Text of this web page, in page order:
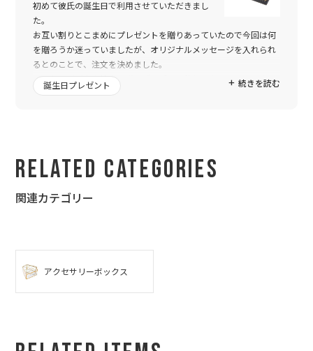
初めて彼氏の誕生日で利用させていただきまし
た。
お互い割りとこまめにプレゼントを贈りあっていたので今回は何
を贈ろうか迷っていましたが、オリジナルメッセージを入れられ
るとのことで、注文を決めました。
メッセージが中々決まらずにギリギリの依頼になってしまいまし
たが、こちらのレイアウト調整のお願いにも素早くご対応いただ
続きを読む
誕生日プレゼント
Related Categories
関連カテゴリー
アクセサリーボックス